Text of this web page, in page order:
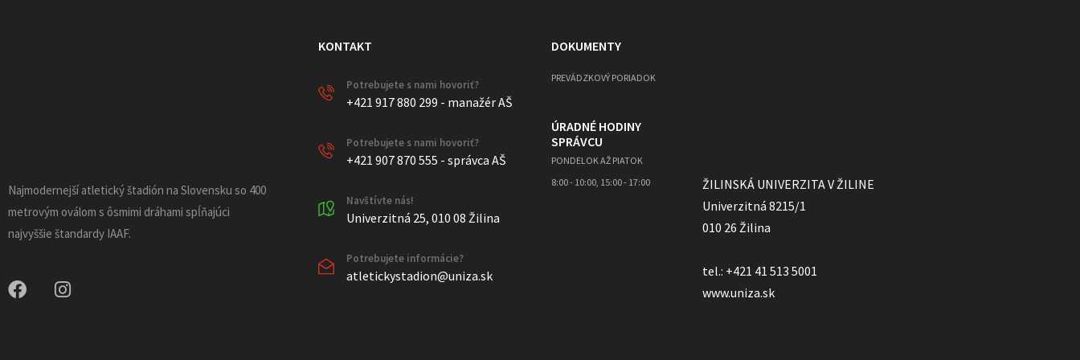
Najmodernejší atletický štadión na Slovensku so 400
metrovým oválom s ôsmimi dráhami spĺňajúci
najvyššie štandardy IAAF.
KONTAKT
Potrebujete s nami hovoriť?
+421 917 880 299 - manažér AŠ
Potrebujete s nami hovoriť?
+421 907 870 555 - správca AŠ
Navštívte nás!
Univerzitná 25, 010 08 Žilina
Potrebujete informácie?
atletickystadion@uniza.sk
DOKUMENTY
PREVÁDZKOVÝ PORIADOK
ÚRADNÉ HODINY
SPRÁVCU
PONDELOK AŽ PIATOK
8:00 - 10:00, 15:00 - 17:00
ŽILINSKÁ UNIVERZITA V ŽILINE
Univerzitná 8215/1
010 26 Žilina
tel.: +421 41 513 5001
www.uniza.sk